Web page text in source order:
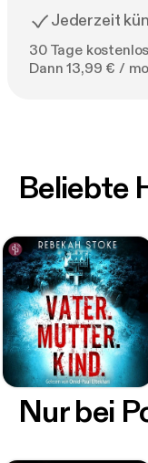
Jederzeit
30 Tage
Dann 13,99 € /
Nur bei
Beliebte